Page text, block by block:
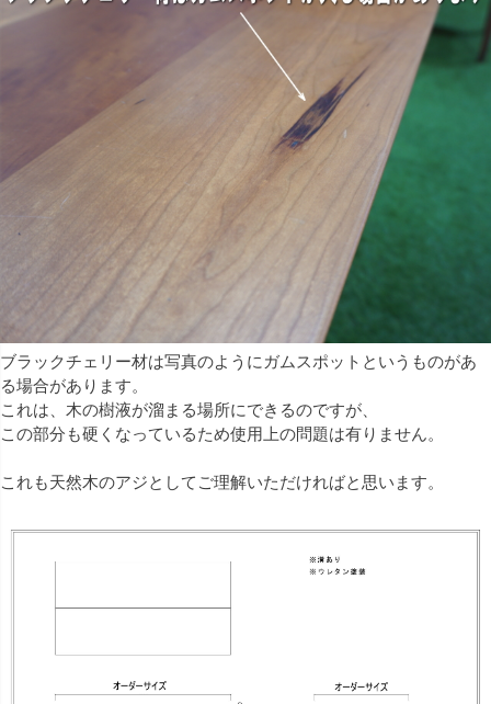
ブラックチェリー材は写真のようにガムスポットというものがあ
る場合があります。
これは、木の樹液が溜まる場所にできるのですが、
この部分も硬くなっているため使用上の問題は有りません。
これも天然木のアジとしてご理解いただければと思います。